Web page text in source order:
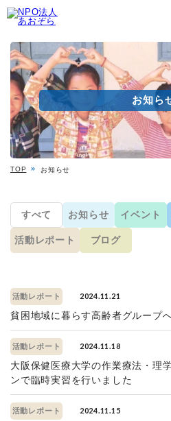
お知ら
TOP お知らせ
すべて お知らせ イベント
活動レポート ブログ
活動レポート 2024.11.21
貧困地域に暮らす高齢者グループ
活動レポート 2024.11.18
大阪保健医療大学の作業療法・理
ンで臨時実習を行いました
活動レポート 2024.11.15